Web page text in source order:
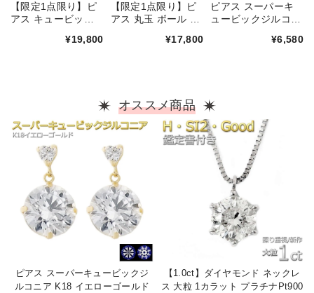
【限定1点限り】ピ
アス キュービック
エローゴールド 馬
¥19,800
【限定1点限り】ピ
アス 丸玉 ボール 約
ゴールド 地金 シン
¥17,800
ピアス スーパーキ
ュービックジルコニ
ールドメッキ ハー
ッチ スタッド シン
プル 左右セット ア
クセサリー
¥6,580
オススメ商品
ピアス スーパーキュービックジ
ルコニア K18 イエローゴールド
【1.0ct】ダイヤモンド ネックレ
ス 大粒 1カラット プラチナPt900